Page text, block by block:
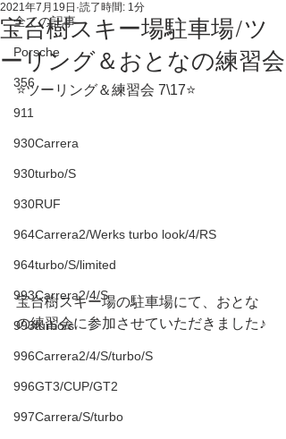
全ての記事
Porsche
356
911
930Carrera
930turbo/S
930RUF
964Carrera2/Werks turbo look/4/RS
964turbo/S/limited
993Carrera2/4/S
993turbo/s
996Carrera2/4/S/turbo/S
996GT3/CUP/GT2
997Carrera/S/turbo
宝台樹スキー場駐車場/ツ
ーリング＆おとなの練習会
2021年7月19日 読了時間: 1分
⭐️ツーリング＆練習会 7\17⭐️
宝台樹スキー場の駐車場にて、おとな
の練習会に参加させていただきました♪